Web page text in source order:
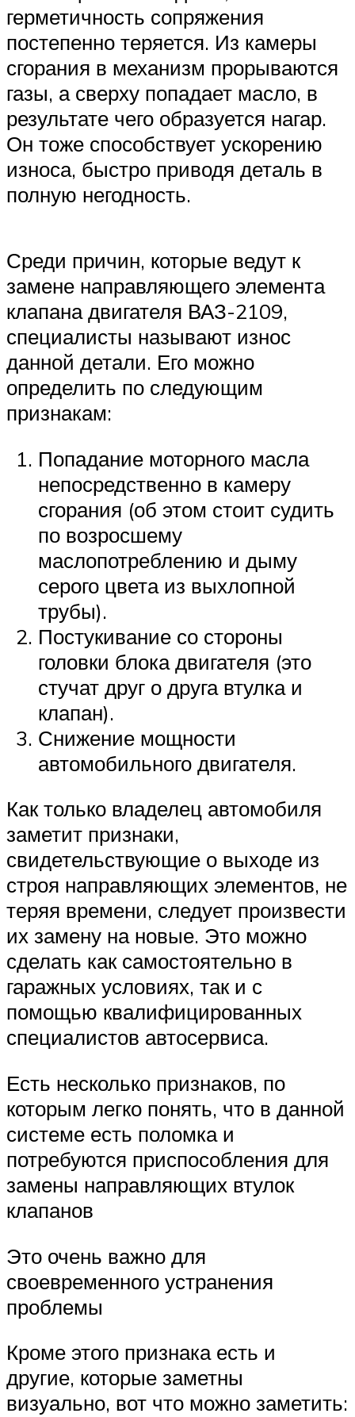
герметичность сопряжения
постепенно теряется. Из камеры
сгорания в механизм прорываются
газы, а сверху попадает масло, в
результате чего образуется нагар.
Он тоже способствует ускорению
износа, быстро приводя деталь в
полную негодность.
Среди причин, которые ведут к
замене направляющего элемента
клапана двигателя ВАЗ-2109,
специалисты называют износ
данной детали. Его можно
определить по следующим
признакам:
Попадание моторного масла
непосредственно в камеру
сгорания (об этом стоит судить
по возросшему
маслопотреблению и дыму
серого цвета из выхлопной
трубы).
Постукивание со стороны
головки блока двигателя (это
стучат друг о друга втулка и
клапан).
Снижение мощности
автомобильного двигателя.
Как только владелец автомобиля
заметит признаки,
свидетельствующие о выходе из
строя направляющих элементов, не
теряя времени, следует произвести
их замену на новые. Это можно
сделать как самостоятельно в
гаражных условиях, так и с
помощью квалифицированных
специалистов автосервиса.
Есть несколько признаков, по
которым легко понять, что в данной
системе есть поломка и
потребуются приспособления для
замены направляющих втулок
клапанов
Это очень важно для
своевременного устранения
проблемы
Кроме этого признака есть и
другие, которые заметны
визуально, вот что можно заметить: